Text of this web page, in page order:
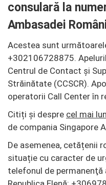
consulară la
Ambasadei
Acestea sunt
+302106728875.
Centrul de Contact și
Străinătate (CCSCR).
operatorii Call Center în
Citiți și despre cel mai
de compania Singapore
De asemenea, cetățenii
situație cu caracter de
telefonul de permanenţă